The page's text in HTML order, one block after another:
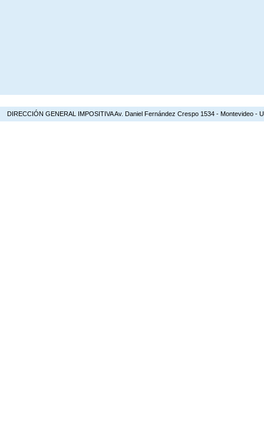
DIRECCIÓN GENERAL IMPOSITIVA Av. Daniel Fernández Crespo 1534 - Montevideo -